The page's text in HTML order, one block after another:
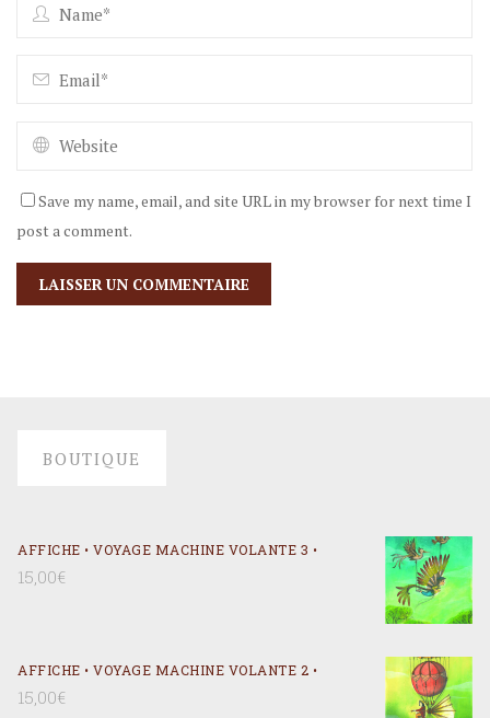
Save my name, email, and site URL in my browser for next time I
post a comment.
BOUTIQUE
AFFICHE • VOYAGE MACHINE VOLANTE 3 •
15,00€
AFFICHE • VOYAGE MACHINE VOLANTE 2 •
15,00€